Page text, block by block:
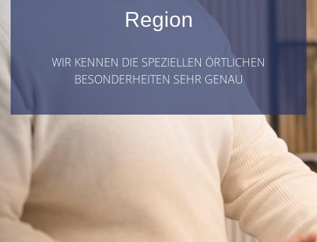
Region
WIR KENNEN DIE SPEZIELLEN ÖRTLICHEN
BESONDERHEITEN SEHR GENAU